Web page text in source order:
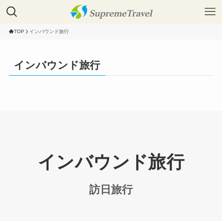
TOP インバウンド旅行
インバウンド旅行
インバウンド旅行
訪日旅行